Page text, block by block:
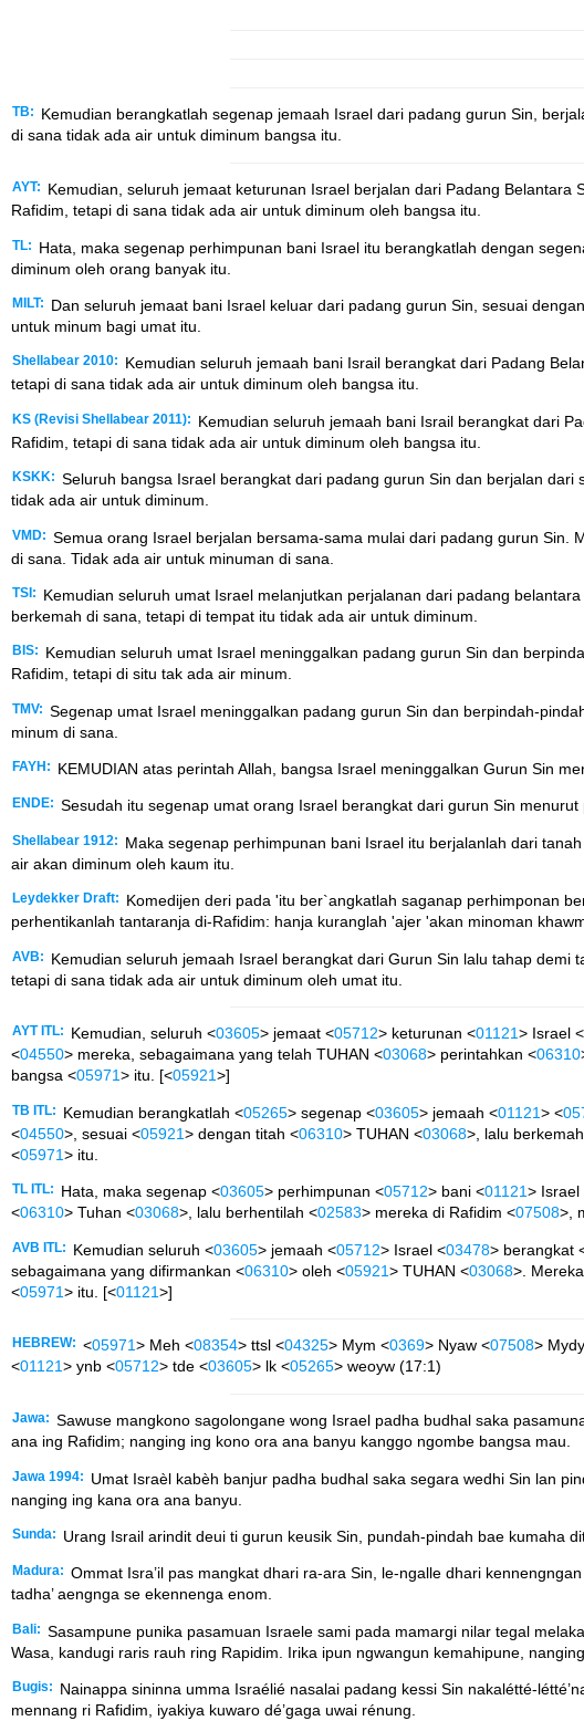
TB:
Kemudian berangkatlah segenap jemaah Israel dari padang gurun Sin,
di sana tidak ada air untuk diminum bangsa itu.
AYT:
Kemudian, seluruh jemaat keturunan Israel berjalan dari Padang
Rafidim, tetapi di sana tidak ada air untuk diminum oleh bangsa itu.
TL:
Hata, maka segenap perhimpunan bani Israel itu berangkatlah dengan
diminum oleh orang banyak itu.
MILT:
Dan seluruh jemaat bani Israel keluar dari padang gurun Sin, sesuai
untuk minum bagi umat itu.
Shellabear 2010:
Kemudian seluruh jemaah bani Israil berangkat dari Padang
tetapi di sana tidak ada air untuk diminum oleh bangsa itu.
KS (Revisi Shellabear 2011):
Kemudian seluruh jemaah bani Israil berangkat dari
Rafidim, tetapi di sana tidak ada air untuk diminum oleh bangsa itu.
KSKK: Seluruh bangsa Israel berangkat dari padang gurun Sin dan berjalan
tidak ada air untuk diminum.
VMD: Semua orang Israel berjalan bersama-sama mulai dari padang gurun Sin.
di sana. Tidak ada air untuk minuman di sana.
TSI:
Kemudian seluruh umat Israel melanjutkan perjalanan dari padang
berkemah di sana, tetapi di tempat itu tidak ada air untuk diminum.
BIS:
Kemudian seluruh umat Israel meninggalkan padang gurun Sin dan
Rafidim, tetapi di situ tak ada air minum.
TMV: Segenap umat Israel meninggalkan padang gurun Sin dan berpindah-
minum di sana.
FAYH: KEMUDIAN atas perintah Allah, bangsa Israel meninggalkan Gurun Sin
ENDE: Sesudah itu segenap umat orang Israel berangkat dari gurun Sin
Shellabear 1912:
Maka segenap perhimpunan bani Israel itu berjalanlah dari
air akan diminum oleh kaum itu.
Leydekker Draft:
Komedijen deri pada 'itu ber`angkatlah saganap perhimponan
perhentikanlah tantaranja di-Rafidim: hanja kuranglah 'ajer 'akan minoman
AVB:
Kemudian seluruh jemaah Israel berangkat dari Gurun Sin lalu tahap
tetapi di sana tidak ada air untuk diminum oleh umat itu.
AYT ITL: Kemudian, seluruh <03605> jemaat <05712> keturunan <01121> Israel <
<04550> mereka, sebagaimana yang telah TUHAN <03068> perintahkan <06310
bangsa <05971> itu. [<05921>]
TB ITL: Kemudian berangkatlah <05265> segenap <03605> jemaah <01121> <
<04550>, sesuai <05921> dengan titah <06310> TUHAN <03068>, lalu
<05971> itu.
TL ITL: Hata, maka segenap <03605> perhimpunan <05712> bani <01121> Israel
<06310> Tuhan <03068>, lalu berhentilah <02583> mereka di Rafidim <07508>,
AVB ITL: Kemudian seluruh <03605> jemaah <05712> Israel <03478> berangkat
sebagaimana yang difirmankan <06310> oleh <05921> TUHAN <03068>.
<05971> itu. [<01121>]
HEBREW: <05971> Meh <08354> ttsl <04325> Mym <0369> Nyaw <07508>
<01121> ynb <05712> tde <03605> lk <05265> weoyw (17:1)
Jawa: Sawuse mangkono sagolongane wong Israel padha budhal saka
ana ing Rafidim; nanging ing kono ora ana banyu kanggo ngombe bangsa mau.
Jawa 1994:
Umat Israèl kabèh banjur padha budhal saka segara wedhi Sin lan
nanging ing kana ora ana banyu.
Sunda: Urang Israil arindit deui ti gurun keusik Sin, pundah-pindah bae kumaha
Madura: Ommat Isra’il pas mangkat dhari ra-ara Sin, le-ngalle dhari
tadha’ aengnga se ekennenga enom.
Bali: Sasampune punika pasamuan Israele sami pada mamargi nilar tegal
Wasa, kandugi raris rauh ring Rapidim. Irika ipun ngwangun kemahipune,
Bugis:
Nainappa sininna umma Israélié nasalai padang kessi Sin nakalétté-
mennang ri Rafidim, iyakiya kuwaro dé’gaga uwai rénung.